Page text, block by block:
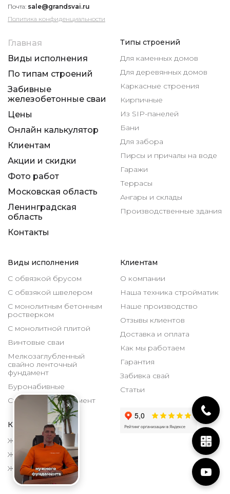
Почта: sale@grandsvai.ru
Политика конфиденциальности
Главная
Виды исполнения
По типам строений
Забивные
железобетонные сваи
Цены
Онлайн калькулятор
Клиентам
Акции и скидки
Фото работ
Московская область
Ленинградская
область
Контакты
Типы строений
Для каменных домов
Для деревянных домов
Каркасные строения
Кирпичные
Из SIP-панелей
Бани
Для забора
Пирсы и причалы на воде
Гаражи
Террасы
Ангары и склады
Производственные здания
Виды исполнения
С обвязкой брусом
С обвзякой швелером
С монолитным бетонным
ростверком
С монолитной плитой
Винтовые сваи
Мелкозаглубленный
свайно ленточный
фундамент
Буронабивные
Столбчатый фундамент
Каталог
ЖБИ 150х150 мм
ЖБИ 200х200 мм
ЖБИ 300х300 мм
Клиентам
О компании
Наша техника стройматик
Наше производство
Отзывы клиентов
Доставка и оплата
Как мы работаем
Гарантия
Забивка свай
Статьи